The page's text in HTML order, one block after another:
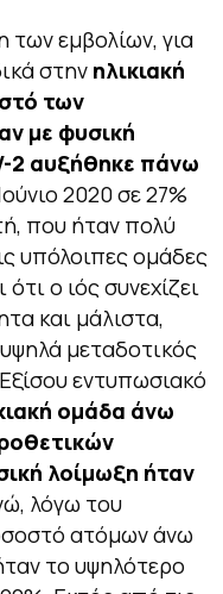
εμβολίων, για
στην ηλικιακή
των
με φυσική
2 αυξήθηκε πάνω
2020 σε 27%
που ήταν πολύ
υπόλοιπες ομάδες
ο ιός συνεχίζει
και μάλιστα,
υψηλά μεταδοτικός
εντυπωσιακό
ομάδα άνω
λοίμωξη ήταν
λόγω του
ατόμων άνω
το υψηλότερο